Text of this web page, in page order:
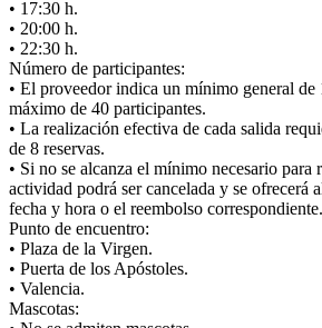
• 17:30 h.
• 20:00 h.
• 22:30 h.
Número de participantes:
• El proveedor indica un mínimo general de
máximo de 40 participantes.
• La realización efectiva de cada salida
de 8 reservas.
• Si no se alcanza el mínimo necesario para
actividad podrá ser cancelada y se ofrecerá
fecha y hora o el reembolso correspondiente.
Punto de encuentro:
• Plaza de la Virgen.
• Puerta de los Apóstoles.
• Valencia.
Mascotas: